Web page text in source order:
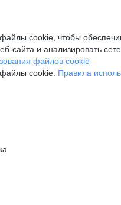
cookie, чтобы
сайта и анализировать
файлов cookie
cookie. Правила